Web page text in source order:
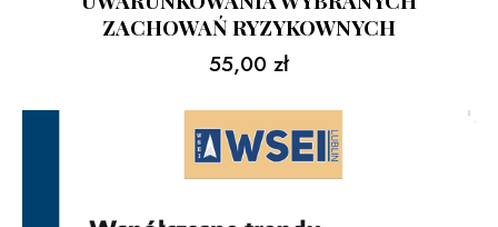
ZACHOWAŃ RYZYKOWNYCH
55,00 zł